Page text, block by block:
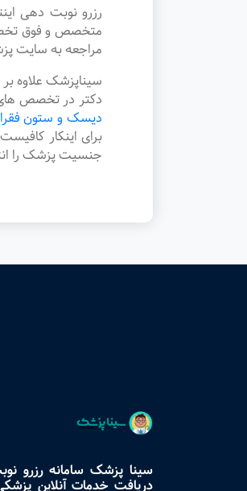
رزرو نوبت دهی
متخصص و فوق تخصص
مراجعه به سایت
سیناپزشک علاوه
دکتر در تخصص
دیسک و ستون
برای اینکار
جنسیت پزشک را
سینا پزشک سامانه رزرو
دریافت خدمات آنلاین